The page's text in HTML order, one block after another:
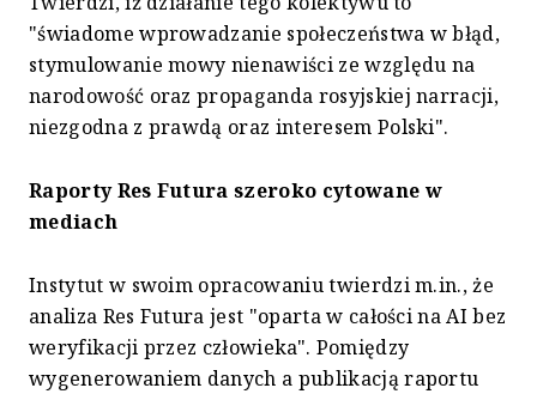
"świadome wprowadzanie społeczeństwa w błąd,
stymulowanie mowy nienawiści ze względu na
narodowość oraz propaganda rosyjskiej narracji,
niezgodna z prawdą oraz interesem Polski".
Raporty Res Futura szeroko cytowane w
mediach
Instytut w swoim opracowaniu twierdzi m.in., że
analiza Res Futura jest "oparta w całości na AI bez
weryfikacji przez człowieka". Pomiędzy
wygenerowaniem danych a publikacją raportu